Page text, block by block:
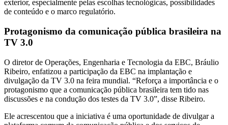
exterior, especialmente pelas escolhas tecnológicas, possibilidades
de conteúdo e o marco regulatório.
Protagonismo da comunicação pública brasileira na
TV 3.0
O diretor de Operações, Engenharia e Tecnologia da EBC, Bráulio
Ribeiro, enfatizou a participação da EBC na implantação e
divulgação da TV 3.0 na feira mundial. “Reforça a importância e o
protagonismo que a comunicação pública brasileira tem tido nas
discussões e na condução dos testes da TV 3.0”, disse Ribeiro.
Ele acrescentou que a iniciativa é uma oportunidade de divulgar a